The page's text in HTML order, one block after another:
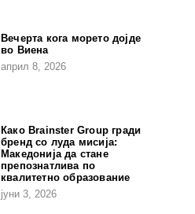
Вечерта кога морето дојде
во Виена
април 8, 2026
Како Brainster Group гради
бренд со луда мисија:
Македонија да стане
препознатлива по
квалитетно образование
јуни 3, 2026